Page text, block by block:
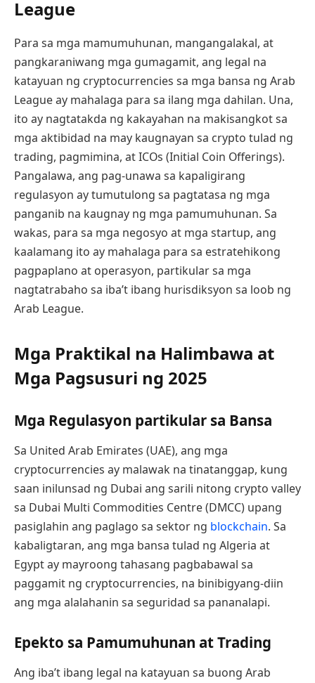
League
Para sa mga mamumuhunan, mangangalakal, at
pangkaraniwang mga gumagamit, ang legal na
katayuan ng cryptocurrencies sa mga bansa ng Arab
League ay mahalaga para sa ilang mga dahilan. Una,
ito ay nagtatakda ng kakayahan na makisangkot sa
mga aktibidad na may kaugnayan sa crypto tulad ng
trading, pagmimina, at ICOs (Initial Coin Offerings).
Pangalawa, ang pag-unawa sa kapaligirang
regulasyon ay tumutulong sa pagtatasa ng mga
panganib na kaugnay ng mga pamumuhunan. Sa
wakas, para sa mga negosyo at mga startup, ang
kaalamang ito ay mahalaga para sa estratehikong
pagpaplano at operasyon, partikular sa mga
nagtatrabaho sa iba’t ibang hurisdiksyon sa loob ng
Arab League.
Mga Praktikal na Halimbawa at
Mga Pagsusuri ng 2025
Mga Regulasyon partikular sa Bansa
Sa United Arab Emirates (UAE), ang mga
cryptocurrencies ay malawak na tinatanggap, kung
saan inilunsad ng Dubai ang sarili nitong crypto valley
sa Dubai Multi Commodities Centre (DMCC) upang
pasiglahin ang paglago sa sektor ng blockchain. Sa
kabaligtaran, ang mga bansa tulad ng Algeria at
Egypt ay mayroong tahasang pagbabawal sa
paggamit ng cryptocurrencies, na binibigyang-diin
ang mga alalahanin sa seguridad sa pananalapi.
Epekto sa Pamumuhunan at Trading
Ang iba’t ibang legal na katayuan sa buong Arab